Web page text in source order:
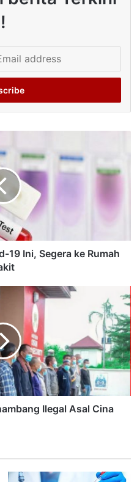
!
19 Ini, Segera ke Rumah
Ilegal Asal Cina